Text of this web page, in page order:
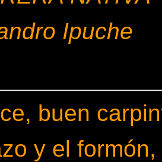
Ipuche
buen
y el formón,